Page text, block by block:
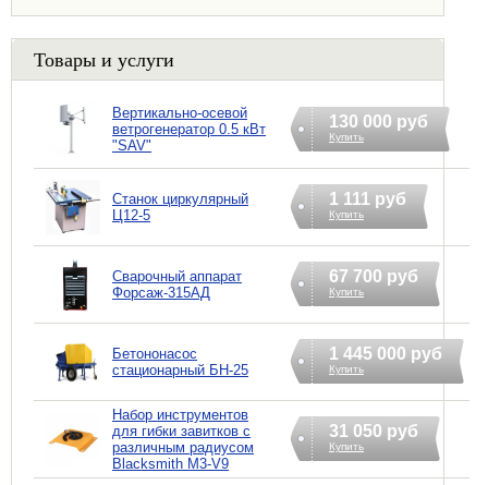
Товары и услуги
Вертикально-осевой
ветрогенератор 0.5 кВт
"SAV"
130 000 руб
Купить
Станок циркулярный
Ц12-5
1 111 руб
Купить
Cварочный аппарат
Форсаж-315АД
67 700 руб
Купить
Бетононасос
стационарный БН-25
1 445 000 руб
Купить
Набор инструментов
для гибки завитков с
различным радиусом
Blacksmith M3-V9
31 050 руб
Купить